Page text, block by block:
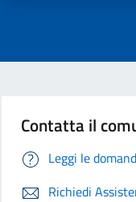
Contatta il
Leggi le
Richiedi